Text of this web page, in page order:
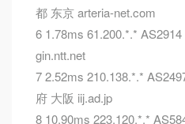
都 东京 arteria-net.com
6 1.78ms 61.200.*.*
gin.ntt.net
7 2.52ms 210.138.*.*
府 大阪 iij.ad.jp
8 10.90ms 223.120.*.*